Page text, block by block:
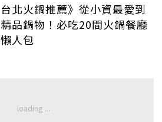
台北火鍋推薦》從小資最愛到
精品鍋物！必吃20間火鍋餐廳
懶人包